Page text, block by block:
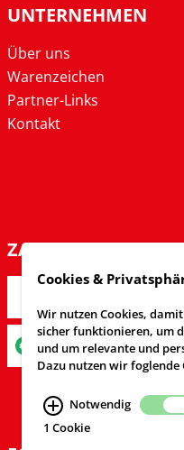
UNTERNEHMEN
Über uns
Warenzeichen
Partner-Links
Kontakt
ZAHLARTEN
Cookies &
Wir nutzen Cookies,
sicher funktionieren, um
und um relevante und
Dazu nutzen wir foglende
Notwendig
1 Cookie